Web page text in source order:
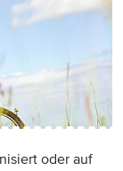
oder auf